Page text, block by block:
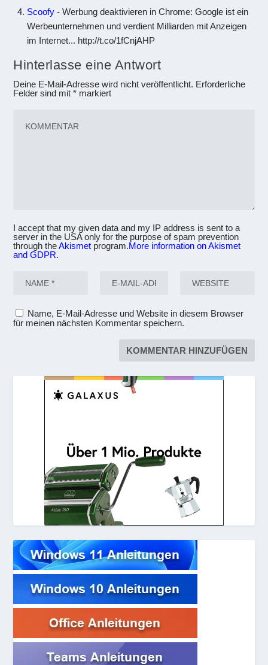
Scoofy- Werbung deaktivieren in Chrome: Google ist ein
Werbeunternehmen und verdient Milliarden mit Anzeigen
im Internet... http://t.co/1fCnjAHP
Hinterlasse eine Antwort
Deine E-Mail-Adresse wird nicht veröffentlicht. Erforderliche
Felder sind mit* markiert
I accept that my given data and my IP address is sent to a
server in the USA only for the purpose of spam prevention
through theAkismet program.More information on Akismet
and GDPR.
Name, E-Mail-Adresse und Website in diesem Browser
für meinen nächsten Kommentar speichern.